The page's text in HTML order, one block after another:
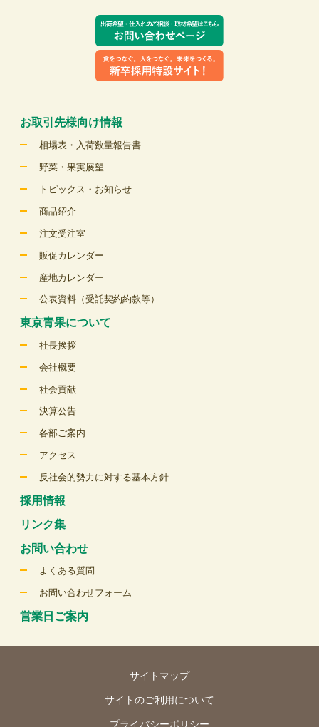
お取引先様向け情報
相場表・入荷数量報告書
野菜・果実展望
トピックス・お知らせ
商品紹介
注文受注室
販促カレンダー
産地カレンダー
公表資料（受託契約約款等）
東京青果について
社長挨拶
会社概要
社会貢献
決算公告
各部ご案内
アクセス
反社会的勢力に対する基本方針
採用情報
リンク集
お問い合わせ
よくある質問
お問い合わせフォーム
営業日ご案内
サイトマップ
サイトのご利用について
プライバシーポリシー